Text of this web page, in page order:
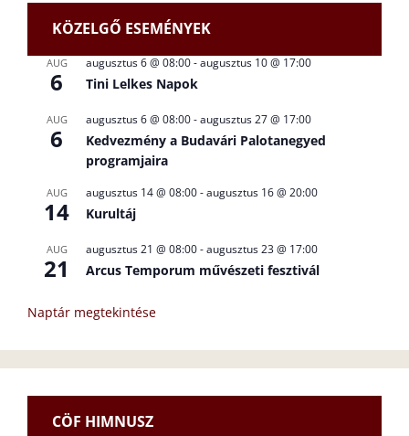
KÖZELGŐ ESEMÉNYEK
AUG
6
augusztus 6 @ 08:00-augusztus 10 @ 17:00
Tini Lelkes Napok
AUG
6
augusztus 6 @ 08:00-augusztus 27 @ 17:00
Kedvezmény a Budavári Palotanegyed
programjaira
AUG
14
augusztus 14 @ 08:00-augusztus 16 @ 20:00
Kurultáj
AUG
21
augusztus 21 @ 08:00-augusztus 23 @ 17:00
Arcus Temporum művészeti fesztivál
Naptár megtekintése
CÖF HIMNUSZ